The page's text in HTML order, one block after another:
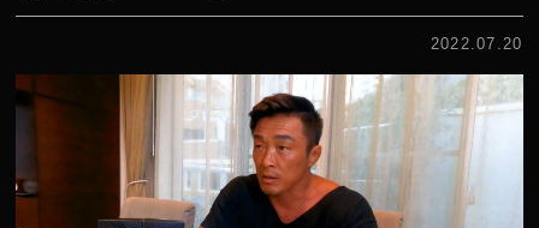
2022.07.20